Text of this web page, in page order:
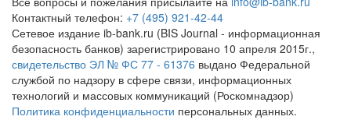
Контактный телефон: +7 (495) 921-42-44
Сетевое издание ib-bank.ru (BIS Journal - информационная
безопасность банков) зарегистрировано 10 апреля 2015г.,
свидетельство ЭЛ № ФС 77 - 61376 выдано Федеральной
службой по надзору в сфере связи, информационных
технологий и массовых коммуникаций (Роскомнадзор)
Политика конфиденциальности персональных данных.